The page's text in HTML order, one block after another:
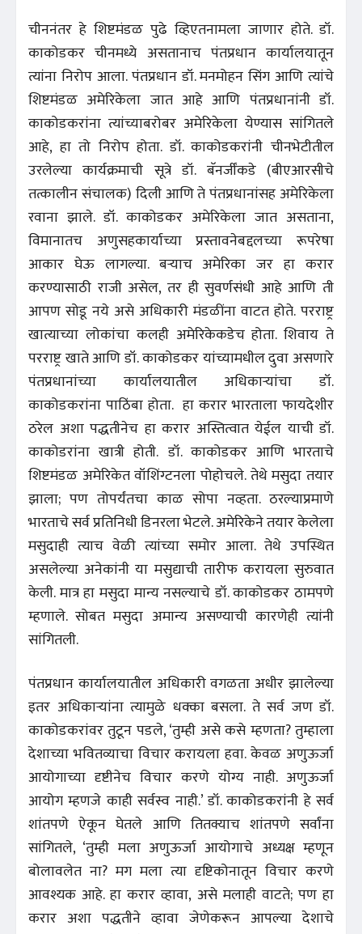
चीननंतर हे शिष्टमंडळ पुढे व्हिएतनामला जाणार होते. डॉ.
काकोडकर चीनमध्ये असतानाच पंतप्रधान कार्यालयातून
त्यांना निरोप आला. पंतप्रधान डॉ. मनमोहन सिंग आणि त्यांचे
शिष्टमंडळ अमेरिकेला जात आहे आणि पंतप्रधानांनी डॉ.
काकोडकरांना त्यांच्याबरोबर अमेरिकेला येण्यास सांगितले
आहे, हा तो निरोप होता. डॉ. काकोडकरांनी चीनभेटीतील
उरलेल्या कार्यक्रमाची सूत्रे डॉ. बॅनर्जींकडे (बीएआरसीचे
तत्कालीन संचालक) दिली आणि ते पंतप्रधानांसह अमेरिकेला
रवाना झाले. डॉ. काकोडकर अमेरिकेला जात असताना,
विमानातच अणुसहकार्याच्या प्रस्तावनेबद्दलच्या रूपरेषा
आकार घेऊ लागल्या. बऱ्याच अमेरिका जर हा करार
करण्यासाठी राजी असेल, तर ही सुवर्णसंधी आहे आणि ती
आपण सोडू नये असे अधिकारी मंडळींना वाटत होते. परराष्ट्र
खात्याच्या लोकांचा कलही अमेरिकेकडेच होता. शिवाय ते
परराष्ट्र खाते आणि डॉ. काकोडकर यांच्यामधील दुवा असणारे
पंतप्रधानांच्या कार्यालयातील अधिकाऱ्यांचा डॉ.
काकोडकरांना पाठिंबा होता. हा करार भारताला फायदेशीर
ठरेल अशा पद्धतीनेच हा करार अस्तित्वात येईल याची डॉ.
काकोडरांना खात्री होती. डॉ. काकोडकर आणि भारताचे
शिष्टमंडळ अमेरिकेत वॉशिंग्टनला पोहोचले. तेथे मसुदा तयार
झाला; पण तोपर्यंतचा काळ सोपा नव्हता. ठरल्याप्रमाणे
भारताचे सर्व प्रतिनिधी डिनरला भेटले. अमेरिकेने तयार केलेला
मसुदाही त्याच वेळी त्यांच्या समोर आला. तेथे उपस्थित
असलेल्या अनेकांनी या मसुद्याची तारीफ करायला सुरुवात
केली. मात्र हा मसुदा मान्य नसल्याचे डॉ. काकोडकर ठामपणे
म्हणाले. सोबत मसुदा अमान्य असण्याची कारणेही त्यांनी
सांगितली.
पंतप्रधान कार्यालयातील अधिकारी वगळता अधीर झालेल्या
इतर अधिकाऱ्यांना त्यामुळे धक्का बसला. ते सर्व जण डॉ.
काकोडकरांवर तुटून पडले, ‘तुम्ही असे कसे म्हणता? तुम्हाला
देशाच्या भवितव्याचा विचार करायला हवा. केवळ अणुऊर्जा
आयोगाच्या दृष्टीनेच विचार करणे योग्य नाही. अणुऊर्जा
आयोग म्हणजे काही सर्वस्व नाही.’ डॉ. काकोडकरांनी हे सर्व
शांतपणे ऐकून घेतले आणि तितक्याच शांतपणे सर्वांना
सांगितले, ‘तुम्ही मला अणुऊर्जा आयोगाचे अध्यक्ष म्हणून
बोलावलेत ना? मग मला त्या दृष्टिकोनातून विचार करणे
आवश्यक आहे. हा करार व्हावा, असे मलाही वाटते; पण हा
करार अशा पद्धतीने व्हावा जेणेकरून आपल्या देशाचे